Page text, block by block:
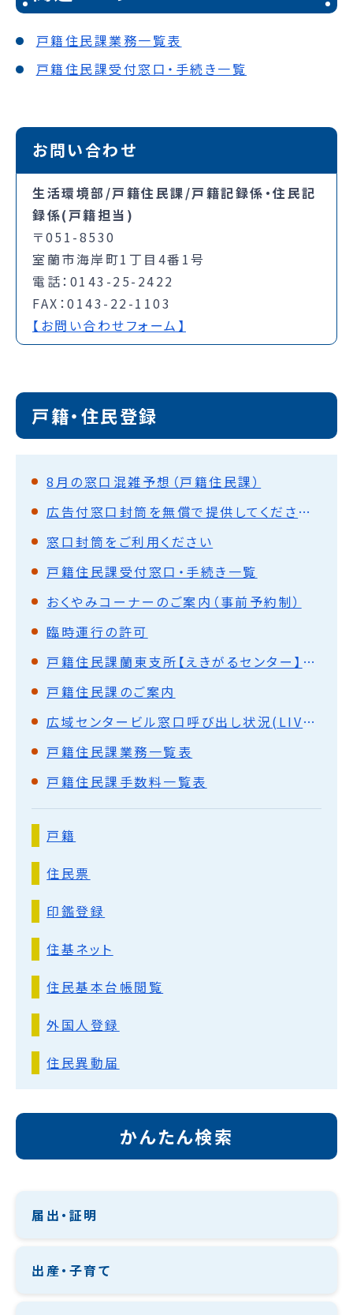
戸籍住民課業務一覧表
戸籍住民課受付窓口・手続き一覧
お問い合わせ
生活環境部/戸籍住民課/戸籍記録係・住民記
録係(戸籍担当)
〒051-8530
室蘭市海岸町1丁目4番1号
電話：0143-25-2422
FAX：0143-22-1103
【お問い合わせフォーム】
戸籍・住民登録
8月の窓口混雑予想（戸籍住民課）
広告付窓口封筒を無償で提供してくださる事業者を募集します
窓口封筒をご利用ください
戸籍住民課受付窓口・手続き一覧
おくやみコーナーのご案内（事前予約制）
臨時運行の許可
戸籍住民課蘭東支所【えきがるセンター】のご案内
戸籍住民課のご案内
広域センタービル窓口呼び出し状況(LIVE中継)
戸籍住民課業務一覧表
戸籍住民課手数料一覧表
戸籍
住民票
印鑑登録
住基ネット
住民基本台帳閲覧
外国人登録
住民異動届
かんたん検索
届出・証明
出産・子育て